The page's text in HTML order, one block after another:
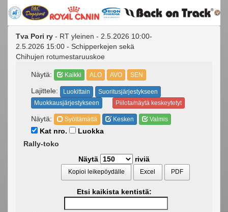
Tva Pori ry - RT yleinen - 2.5.2026 10:00-
2.5.2026 15:00 - Schipperkejen sekä
Chihujen rotumestaruuskoe
Näytä: Kaikki ALO AVO SEN
Lajittele: Luokittain
Suoritusjärjestykseen
Muokkausjärjestykseen
Piilota/näytä keskeytetyt
Näytä: Syöttämättä Kesken Valmis
Kat nro.
Luokka
Rally-toko
Näytä
riviä
Kopioi leikepöydälle Excel PDF
Etsi kaikista kentistä: